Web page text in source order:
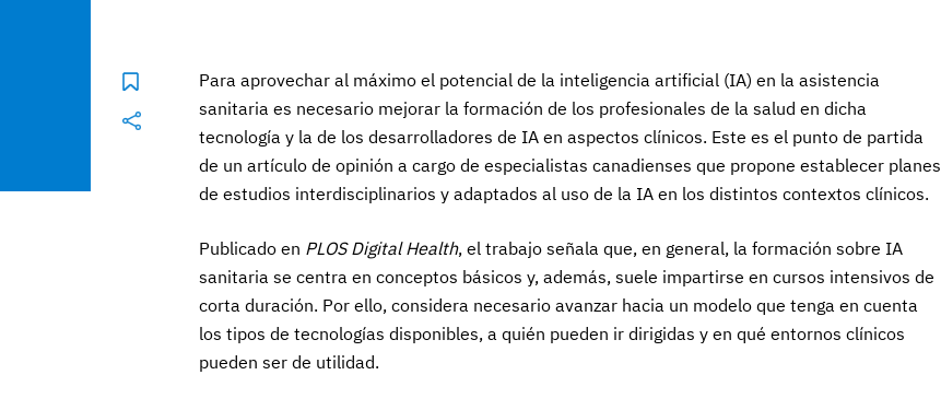
Para aprovechar al máximo el potencial de la inteligencia artificial (IA) en la asistencia
sanitaria es necesario mejorar la formación de los profesionales de la salud en dicha
tecnología y la de los desarrolladores de IA en aspectos clínicos. Este es el punto de partida
de un artículo de opinión a cargo de especialistas canadienses que propone establecer planes
de estudios interdisciplinarios y adaptados al uso de la IA en los distintos contextos clínicos.
Publicado en PLOS Digital Health, el trabajo señala que, en general, la formación sobre IA
sanitaria se centra en conceptos básicos y, además, suele impartirse en cursos intensivos de
corta duración. Por ello, considera necesario avanzar hacia un modelo que tenga en cuenta
los tipos de tecnologías disponibles, a quién pueden ir dirigidas y en qué entornos clínicos
pueden ser de utilidad.